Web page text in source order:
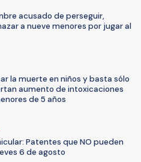
acusado de perseguir,
a nueve menores por jugar al
la muerte en niños y basta sólo
aumento de intoxicaciones
de 5 años
Patentes que NO pueden
6 de agosto